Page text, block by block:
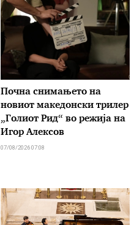
Почна снимањето на
новиот македонски трилер
„Голиот Рид“ во режија на
Игор Алексов
07/08/2026 07:08